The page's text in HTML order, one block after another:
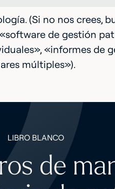
(Si no nos crees,
de gestión
«informes de
múltiples»).
LIBRO BLANCO
de